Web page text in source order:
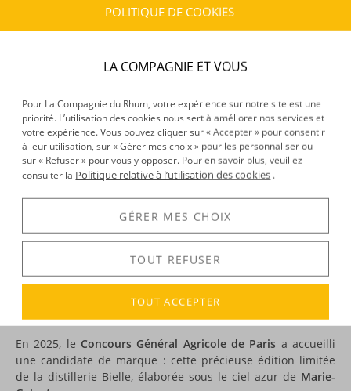
Rhum agricole
Provenance :Marie-Galante
Environnement de vieillissement :Tropical
Volume :70CL
Degré :45°
Médailles :Argent 2025 Concours Général Agricole de
Paris
Voir tous les produits :Bielle
En 2025, le Concours Général Agricole de Paris a accueilli
une candidate de marque : cette précieuse édition limitée
de la distillerie Bielle, élaborée sous le ciel azur de Marie-
POLITIQUE DE COOKIES
LA COMPAGNIE ET VOUS
Pour La Compagnie du Rhum, votre expérience sur notre site est une
priorité. L’utilisation des cookies nous sert à améliorer nos services et
votre expérience. Vous pouvez cliquer sur « Accepter » pour consentir
à leur utilisation, sur « Gérer mes choix » pour les personnaliser ou
sur « Refuser » pour vous y opposer. Pour en savoir plus, veuillez
consulter la Politique relative à l’utilisation des cookies .
GÉRER MES CHOIX
TOUT REFUSER
TOUT ACCEPTER